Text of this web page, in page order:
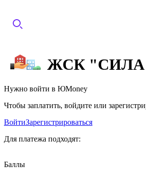
ЖСК
Нужно войти в ЮMoney
Чтобы заплатить, войдите или
ВойтиЗарегистрироваться
Для платежа подходят:
Баллы